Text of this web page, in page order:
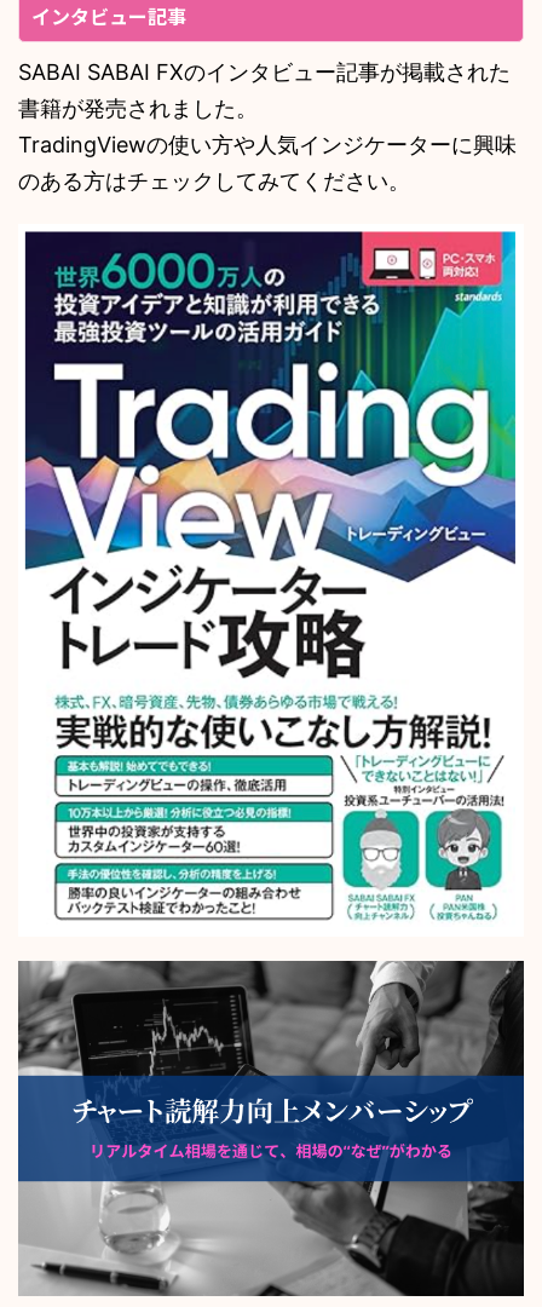
インタビュー記事
SABAI SABAI FXのインタビュー記事が掲載された
書籍が発売されました。
TradingViewの使い方や人気インジケーターに興味
のある方はチェックしてみてください。